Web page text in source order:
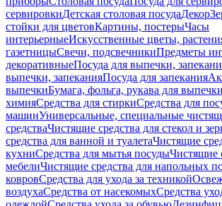
сервировкиДетская столовая посудаДекор
стойки для цветовКартины, постерыЧасы
интерьерныеИскусственные цветы,
газетницыСвечи, подсвечникиПредметы
декоративныеПосуда для выпечки,
выпечки, запеканияПосуда для запекания
выпечкиБумага, фольга, рукава для выпечки
химияСредства для стиркиСредства для
машинУниверсальные, специальные
средстваЧистящие средства для стекол и
средства для ванной и туалетаЧистящие
кухниСредства для мытья посудыЧистящие
мебелиЧистящие средства для напольных
ковровСредства для ухода за техникой
воздухаСредства от насекомыхСредства